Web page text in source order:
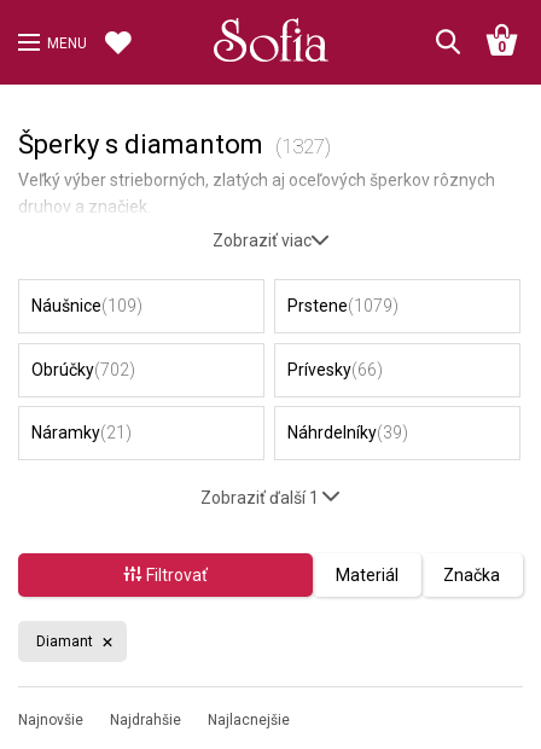
MENU 0
Šperky s diamantom (1327)
Veľký výber strieborných, zlatých aj oceľových šperkov rôznych
druhov a značiek.
Zobraziť viac
Náušnice(109) Prstene(1079)
Obrúčky(702) Prívesky(66)
Náramky(21) Náhrdelníky(39)
Zobraziť ďalší 1
Filtrovať Materiál Značka
Diamant
Najnovšie Najdrahšie Najlacnejšie